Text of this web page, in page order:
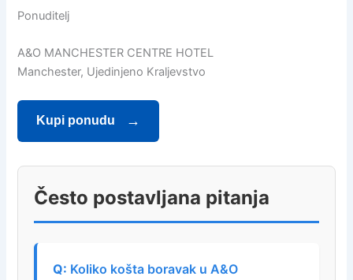
Ponuditelj
A&O MANCHESTER CENTRE HOTEL
Manchester, Ujedinjeno Kraljevstvo
Kupi ponudu
Često postavljana pitanja
Koliko košta boravak u A&O